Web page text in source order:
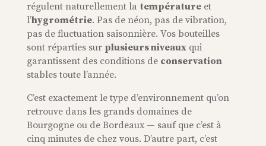
régulentnaturellement la températureet
l’hygrométrie. Pas de néon, pas de vibration,
pas de fluctuation saisonnière. Vos bouteilles
sont réparties sur plusieurs niveauxqui
garantissent des conditions de conservation
stables toute l’année.
C’est exactement le type d’environnement qu’on
retrouve dans les grands domaines de
Bourgogne ou de Bordeaux — sauf que c’est à
cinq minutes de chez vous. D’autre part, c’est